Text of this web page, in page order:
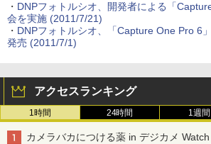
・ DNPフォトルシオ、開発者による「
会を実施 (2011/7/21)
・ DNPフォトルシオ、「Capture One Pro 6
発売 (2011/7/1)
アクセスランキング
1時間 24時間 1週間
カメラバカにつける薬 in デジカメ